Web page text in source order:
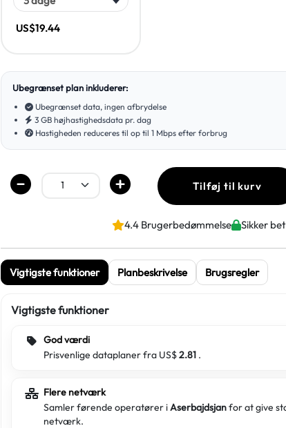
US$19.44
Ubegrænset plan inkluderer:
Ubegrænset data, ingen afbrydelse
3 GB højhastighedsdata pr. dag
Hastigheden reduceres til op til 1 Mbps efter forbrug
Tilføj til kurv
4.4 Brugerbedømmelse Sikker
Vigtigste funktioner Planbeskrivelse Brugsregler
Vigtigste funktioner
God værdi
Prisvenlige dataplaner fra US$2.81 .
Flere netværk
Samler førende operatører iAserbajdsjanfor at give
netværk.